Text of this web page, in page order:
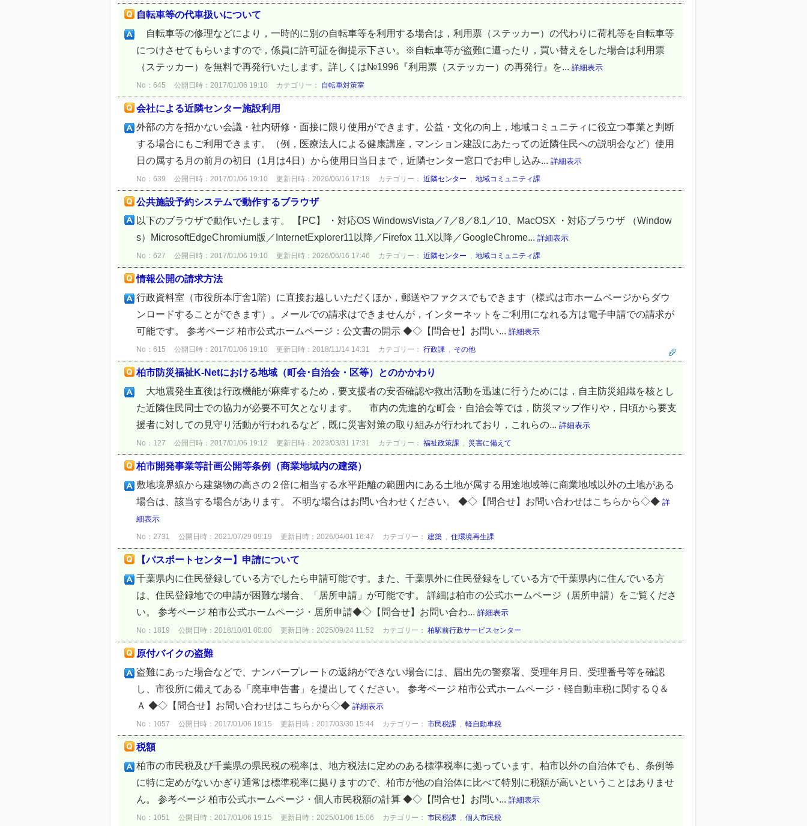
自転車等の代車扱いについて
自転車等の修理などにより，一時的に別の自転車等を利用する場合は，利用票（ステッカー）の代わりに荷札等を自転車等
につけさせてもらいますので，係員に許可証を御提示下さい。※自転車等が盗難に遭ったり，買い替えをした場合は利用票
（ステッカー）を無料で再発行いたします。詳しくは№1996『利用票（ステッカー）の再発行』を... 詳細表示
No：645 公開日時：2017/01/06 19:10 カテゴリー： 自転車対策室
会社による近隣センター施設利用
外部の方を招かない会議・社内研修・面接に限り使用ができます。公益・文化の向上，地域コミュニティに役立つ事業と判断
する場合にもご利用できます。（例，医療法人による健康講座，マンション建設にあたっての近隣住民への説明会など）使用
日の属する月の前月の初日（1月は4日）から使用日当日まで，近隣センター窓口でお申し込み... 詳細表示
No：639 公開日時：2017/01/06 19:10 更新日時：2026/06/16 17:19 カテゴリー： 近隣センター , 地域コミュニティ課
公共施設予約システムで動作するブラウザ
以下のブラウザで動作いたします。 【PC】 ・対応OS WindowsVista／7／8／8.1／10、MacOSX ・対応ブラウザ （Window
s）MicrosoftEdgeChromium版／InternetExplorer11以降／Firefox 11.X以降／GoogleChrome... 詳細表示
No：627 公開日時：2017/01/06 19:10 更新日時：2026/06/16 17:46 カテゴリー： 近隣センター , 地域コミュニティ課
情報公開の請求方法
行政資料室（市役所本庁舎1階）に直接お越しいただくほか，郵送やファクスでもできます（様式は市ホームページからダウ
ンロードすることができます）。メールでの請求はできませんが，インターネットをご利用になれる方は電子申請での請求が
可能です。 参考ページ 柏市公式ホームページ：公文書の開示 ◆◇【問合せ】お問い... 詳細表示
No：615 公開日時：2017/01/06 19:10 更新日時：2018/11/14 14:31 カテゴリー： 行政課 , その他
柏市防災福祉K-Netにおける地域（町会･自治会・区等）とのかかわり
大地震発生直後は行政機能が麻痺するため，要支援者の安否確認や救出活動を迅速に行うためには，自主防災組織を核とし
た近隣住民同士での協力が必要不可欠となります。 市内の先進的な町会・自治会等では，防災マップ作りや，日頃から要支
援者に対しての見守り活動が行われるなど，既に災害対策の取り組みが行われており，これらの... 詳細表示
No：127 公開日時：2017/01/06 19:12 更新日時：2023/03/31 17:31 カテゴリー： 福祉政策課 , 災害に備えて
柏市開発事業等計画公開等条例（商業地域内の建築）
敷地境界線から建築物の高さの２倍に相当する水平距離の範囲内にある土地が属する用途地域等に商業地域以外の土地がある
場合は、該当する場合があります。 不明な場合はお問い合わせください。 ◆◇【問合せ】お問い合わせはこちらから◇◆ 詳
細表示
No：2731 公開日時：2021/07/29 09:19 更新日時：2026/04/01 16:47 カテゴリー： 建築 , 住環境再生課
【パスポートセンター】申請について
千葉県内に住民登録している方でしたら申請可能です。また、千葉県外に住民登録をしている方で千葉県内に住んでいる方
は、住民登録地での申請が困難な場合、「居所申請」が可能です。 詳細は柏市の公式ホームページ（居所申請）をご覧くださ
い。 参考ページ 柏市公式ホームページ・居所申請◆◇【問合せ】お問い合わ... 詳細表示
No：1819 公開日時：2018/10/01 00:00 更新日時：2025/09/24 11:52 カテゴリー： 柏駅前行政サービスセンター
原付バイクの盗難
盗難にあった場合などで、ナンバープレートの返納ができない場合には、届出先の警察署、受理年月日、受理番号等を確認
し、市役所に備えてある「廃車申告書」を提出してください。 参考ページ 柏市公式ホームページ・軽自動車税に関するＱ＆
Ａ ◆◇【問合せ】お問い合わせはこちらから◇◆ 詳細表示
No：1057 公開日時：2017/01/06 19:15 更新日時：2017/03/30 15:44 カテゴリー： 市民税課 , 軽自動車税
税額
柏市の市民税及び千葉県の県民税の税率は、地方税法に定めのある標準税率に拠っています。柏市以外の自治体でも、条例等
に特に定めがないかぎり通常は標準税率に拠りますので、柏市が他の自治体に比べて特別に税額が高いということはありませ
ん。 参考ページ 柏市公式ホームページ・個人市民税額の計算 ◆◇【問合せ】お問い... 詳細表示
No：1051 公開日時：2017/01/06 19:15 更新日時：2025/01/06 15:06 カテゴリー： 市民税課 , 個人市民税